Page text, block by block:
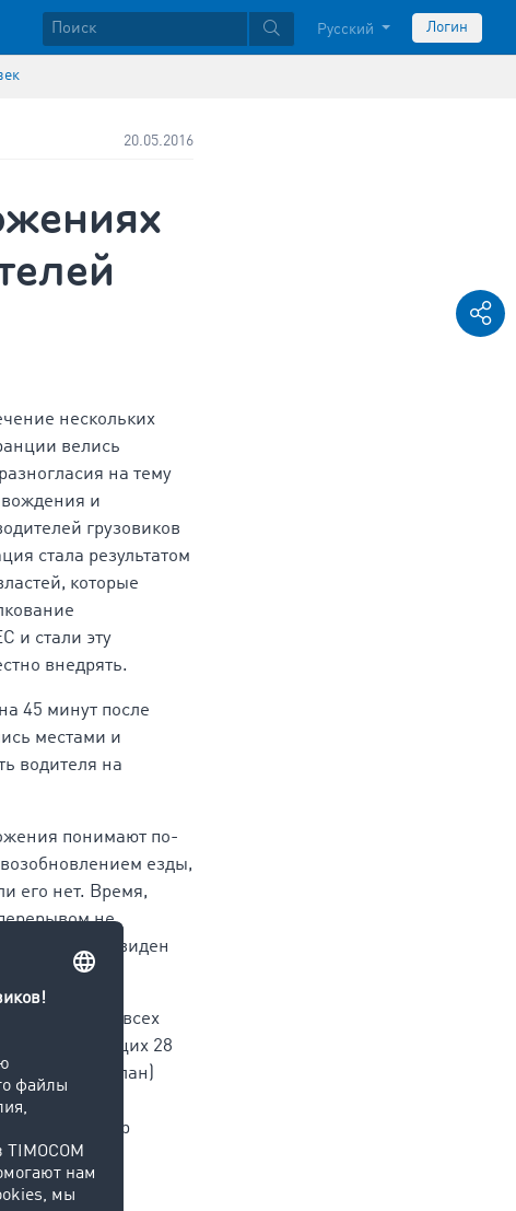
Русский Логин
20.05.2016
нескольких
велись
на тему
и
грузовиков
стала результатом
которые
и стали эту
внедрять.
45 минут после
местами и
водителя на
понимают по-
езды,
его нет. Время,
не
тахографе виден
территории всех
следующих 28
не был сделан)
750 евро.
Размер
сбором